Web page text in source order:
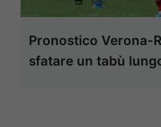
Pronostico Verona-
sfatare un tabù